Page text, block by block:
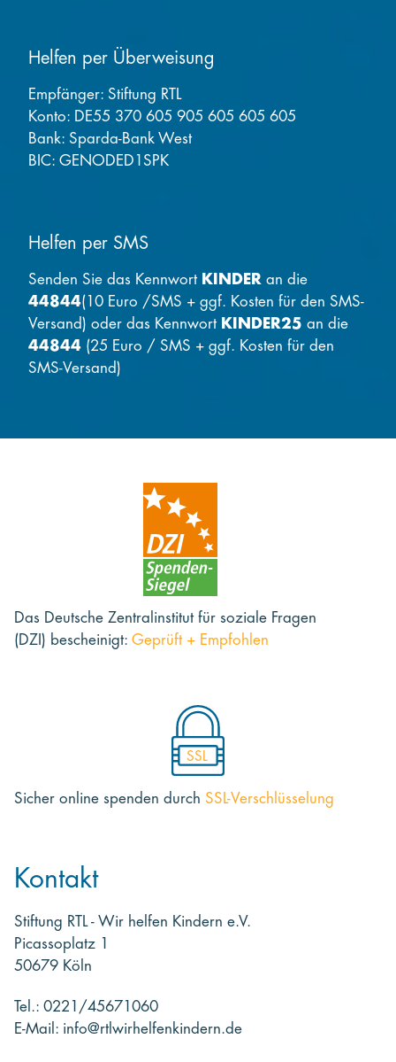
Helfen per Überweisung
Empfänger: Stiftung RTL
Konto: DE55 370 605 905 605 605 605
Bank: Sparda-Bank West
BIC: GENODED1SPK
Helfen per SMS
Senden Sie das Kennwort KINDER an die
44844(10 Euro /SMS + ggf. Kosten für den SMS-
Versand) oder das Kennwort KINDER25 an die
44844 (25 Euro / SMS + ggf. Kosten für den
SMS-Versand)
Das Deutsche Zentralinstitut für soziale Fragen
(DZI) bescheinigt: Geprüft + Empfohlen
SSL
Sicher online spenden durch SSL-Verschlüsselung
Kontakt
Stiftung RTL - Wir helfen Kindern e.V.
Picassoplatz 1
50679 Köln
Tel.: 0221/45671060
E-Mail: info@rtlwirhelfenkindern.de